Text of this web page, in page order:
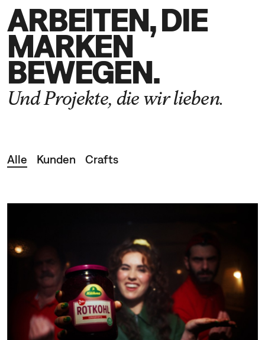
ARBEITEN, DIE
MARKEN
BEWEGEN.
Und Projekte, die wir lieben.
Alle Kunden
Kunden Crafts
Crafts